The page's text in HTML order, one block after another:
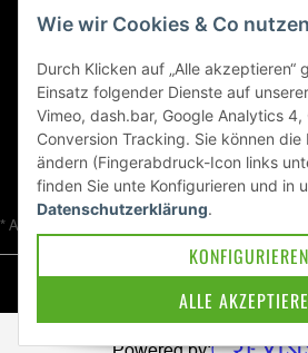
MEHR ERFAHREN ÜBER
KAWASAKI WELT
Blog
* Alle Preise inkl. gesetzlicher USt., zzgl.
Wie wir Cookies & Co nutzen
Durch Klicken auf „Alle akzeptieren“
Einsatz folgender Dienste auf
Vimeo, dash.bar, Google Analytics 4,
Conversion Tracking. Sie können
ändern (Fingerabdruck-Icon links
finden Sie unte Konfigurieren und in
Datenschutzerklärung.
ALLE
KONFIGURIEREN